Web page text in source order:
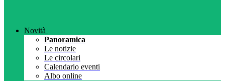
Novità
Panoramica
Le notizie
Le circolari
Calendario eventi
Albo online